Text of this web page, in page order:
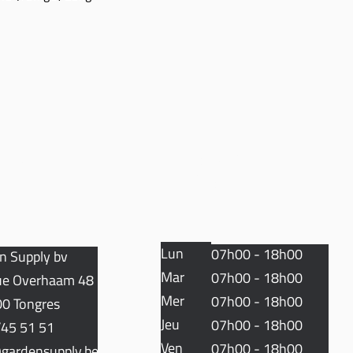
Supply bv
Overhaam 48
Tongres
51 51
Lun
Mar
Mer
Jeu
Ven
07h00 - 18h00
07h00 - 18h00
07h00 - 18h00
07h00 - 18h00